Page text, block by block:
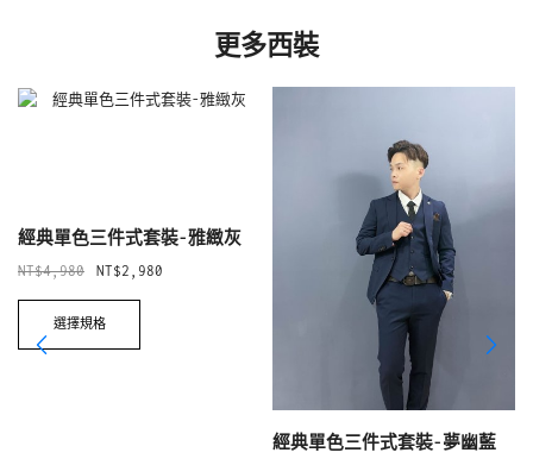
更多西裝
經典單色三件式套裝-雅緻灰
NT$4,980 NT$2,980
選擇規格
經典單色三件式套裝-夢幽藍